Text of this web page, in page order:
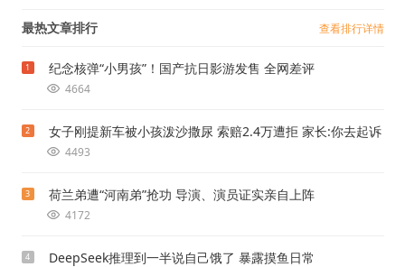
最热文章排行 查看排行详情
1 纪念核弹“小男孩”！国产抗日影游发售 全网差评
4664
2 女子刚提新车被小孩泼沙撒尿 索赔2.4万遭拒 家长:你去起诉
4493
3 荷兰弟遭“河南弟”抢功 导演、演员证实亲自上阵
4172
4 DeepSeek推理到一半说自己饿了 暴露摸鱼日常